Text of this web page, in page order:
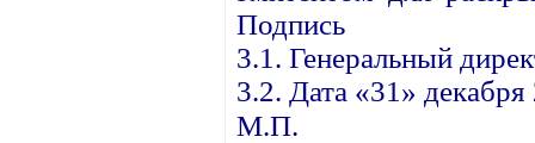
Подпись
3.1. Генеральный
3.2. Дата «31» декабря
М.П.